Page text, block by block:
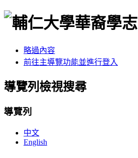
略過內容
前往主導覽功能並進行登入
導覽列檢視搜尋
導覽列
中文
English